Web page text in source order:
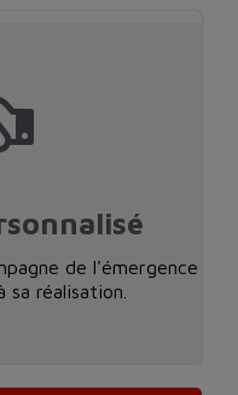
de l'émergence
réalisation.